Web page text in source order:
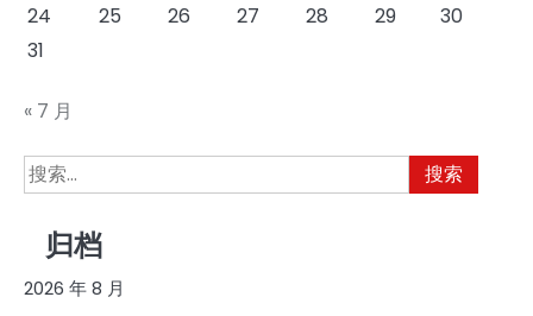
24
25 26 27 28 29
30
31
« 7 月
搜
索：
归档
2026 年 8 月